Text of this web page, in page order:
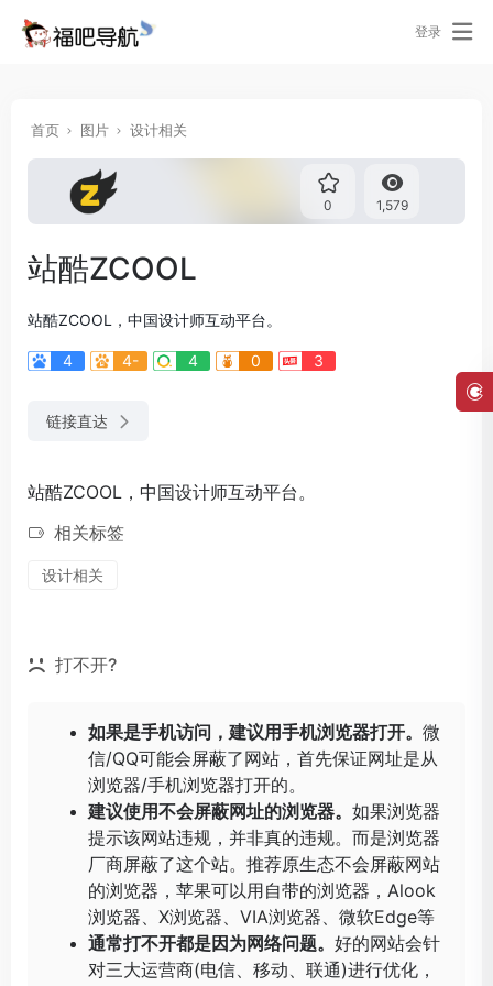
登录
首页 图片 设计相关
0 1,579
站酷ZCOOL
站酷ZCOOL，中国设计师互动平台。
4 4- 4 0 3
链接直达
站酷ZCOOL，中国设计师互动平台。
相关标签
设计相关
打不开?
如果是手机访问，建议用手机浏览器打开。 微
信/QQ可能会屏蔽了网站，首先保证网址是从
浏览器/手机浏览器打开的。
建议使用不会屏蔽网址的浏览器。 如果浏览器
提示该网站违规，并非真的违规。而是浏览器
厂商屏蔽了这个站。推荐原生态不会屏蔽网站
的浏览器，苹果可以用自带的浏览器， Alook
浏览器
X浏览器 VIA浏览器 微软Edge等
通常打不开都是因为网络问题。 好的网站会针
对三大运营商(电信、移动、联通)进行优化，